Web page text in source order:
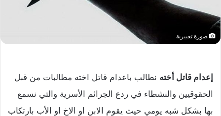
صورة تعبيرية
إعدام قاتل أخته نطالب باعدام قاتل اخته مطالبات من قبل
الحقوقيين والنشطاء في ردع الجرائم الأسرية والتي نسمع
بها بشكل شبه يومي حيث يقوم الابن او الاخ او الأب بارتكاب